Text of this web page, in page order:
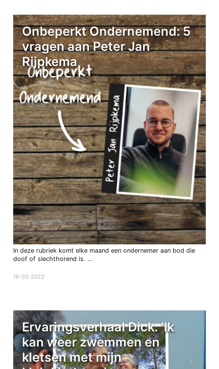
Onbeperkt Ondernemend: 5
vragen aan Peter Jan
Rijpkema
In deze rubriek komt elke maand een ondernemer aan bod die
doof of slechthorend is. …
16-03-2022
Ervaringsverhaal Dick: ‘Ik
kan weer zwemmen en
kletsen met mijn